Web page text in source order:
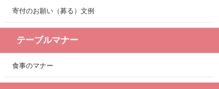
寄付のお願い（募る）文例
テーブルマナー
食事のマナー